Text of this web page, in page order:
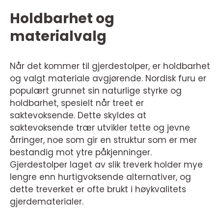
Holdbarhet og
materialvalg
Når det kommer til gjerdestolper, er holdbarhet
og valgt materiale avgjørende. Nordisk furu er
populært grunnet sin naturlige styrke og
holdbarhet, spesielt når treet er
saktevoksende. Dette skyldes at
saktevoksende trær utvikler tette og jevne
årringer, noe som gir en struktur som er mer
bestandig mot ytre påkjenninger.
Gjerdestolper laget av slik treverk holder mye
lengre enn hurtigvoksende alternativer, og
dette treverket er ofte brukt i høykvalitets
gjerdematerialer.